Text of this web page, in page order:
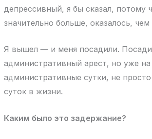
депрессивный, я бы сказал, потому
значительно больше, оказалось,
Я вышел — и меня посадили.
административный арест, но уже
административные сутки, не
суток в жизни.
Каким было это задержание?